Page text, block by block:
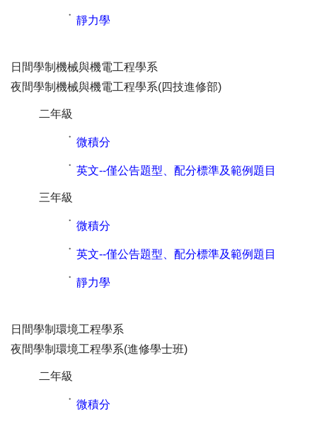
˙ 靜力學
日間學制機械與機電工程學系
夜間學制機械與機電工程學系(四技進修部)
二年級
˙ 微積分
˙ 英文--僅公告題型、配分標準及範例題目
三年級
˙ 微積分
˙ 英文--僅公告題型、配分標準及範例題目
˙ 靜力學
日間學制環境工程學系
夜間學制環境工程學系(進修學士班)
二年級
˙ 微積分